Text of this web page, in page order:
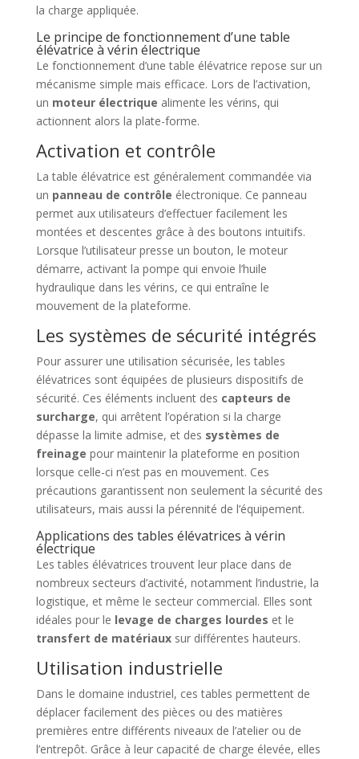
la charge appliquée.
Le principe de fonctionnement d’une table
élévatrice à vérin électrique
Le fonctionnement d’une table élévatrice repose sur un
mécanisme simple mais efficace. Lors de l’activation,
un moteur électrique alimente les vérins, qui
actionnent alors la plate-forme.
Activation et contrôle
La table élévatrice est généralement commandée via
un panneau de contrôle électronique. Ce panneau
permet aux utilisateurs d’effectuer facilement les
montées et descentes grâce à des boutons intuitifs.
Lorsque l’utilisateur presse un bouton, le moteur
démarre, activant la pompe qui envoie l’huile
hydraulique dans les vérins, ce qui entraîne le
mouvement de la plateforme.
Les systèmes de sécurité intégrés
Pour assurer une utilisation sécurisée, les tables
élévatrices sont équipées de plusieurs dispositifs de
sécurité. Ces éléments incluent des capteurs de
surcharge, qui arrêtent l’opération si la charge
dépasse la limite admise, et des systèmes de
freinage pour maintenir la plateforme en position
lorsque celle-ci n’est pas en mouvement. Ces
précautions garantissent non seulement la sécurité des
utilisateurs, mais aussi la pérennité de l’équipement.
Applications des tables élévatrices à vérin
électrique
Les tables élévatrices trouvent leur place dans de
nombreux secteurs d’activité, notamment l’industrie, la
logistique, et même le secteur commercial. Elles sont
idéales pour le levage de charges lourdes et le
transfert de matériauxsur différentes hauteurs.
Utilisation industrielle
Dans le domaine industriel, ces tables permettent de
déplacer facilement des pièces ou des matières
premières entre différents niveaux de l’atelier ou de
l’entrepôt. Grâce à leur capacité de charge élevée, elles